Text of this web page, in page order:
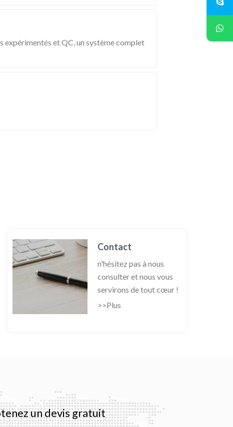
expérimentés et QC, un système complet
Contact
n'hésitez pas à nous
consulter et nous vous
servirons de tout cœur !
>>Plus
un devis gratuit